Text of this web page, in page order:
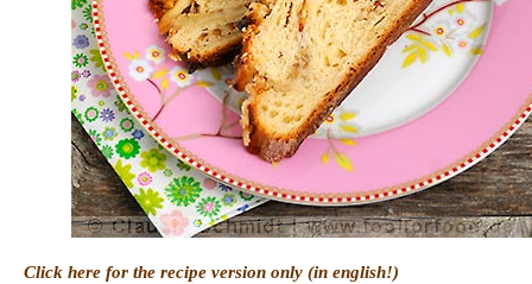
Click here for the recipe version only (in english!)